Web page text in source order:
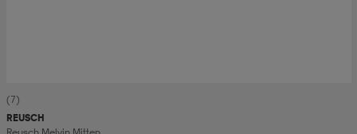
(7)
REUSCH